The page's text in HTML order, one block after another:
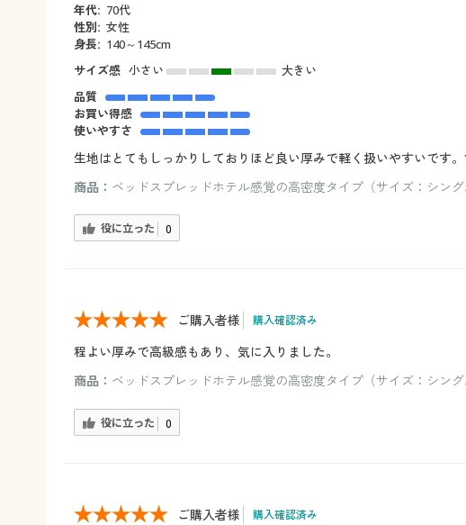
年代: 70代
性別: 女性
身長: 140～145cm
サイズ感 小さい
大きい
品質
お買い得感
使いやすさ
生地はとてもしっかりしておりほど良い厚みで軽く扱いやすいです
商品： ベッドスプレッドホテル感覚の高密度タイプ（サイズ：シング
役に立った 0
ご購入者様 購入確認済み
程よい厚みで高級感もあり、気に入りました。
商品： ベッドスプレッドホテル感覚の高密度タイプ（サイズ：シング
役に立った 0
ご購入者様 購入確認済み